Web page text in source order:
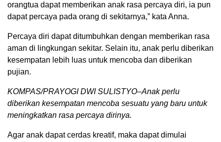
orangtua dapat memberikan anak rasa percaya diri, ia pun
dapat percaya pada orang di sekitarnya,” kata Anna.
Percaya diri dapat ditumbuhkan dengan memberikan rasa
aman di lingkungan sekitar. Selain itu, anak perlu diberikan
kesempatan lebih luas untuk mencoba dan diberikan
pujian.
KOMPAS/PRAYOGI DWI SULISTYO–Anak perlu
diberikan kesempatan mencoba sesuatu yang baru untuk
meningkatkan rasa percaya dirinya.
Agar anak dapat cerdas kreatif, maka dapat dimulai